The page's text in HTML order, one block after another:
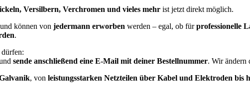
Versilbern, Verchromen und vieles mehr ist jetzt direkt möglich.
können von jedermann erworben werden – egal, ob fürprofessionelle
.
dürfen:
sende anschließend eine E-Mail mit deiner Bestellnummer. Wir ändern
, von leistungsstarken Netzteilen über Kabel und Elektroden bis